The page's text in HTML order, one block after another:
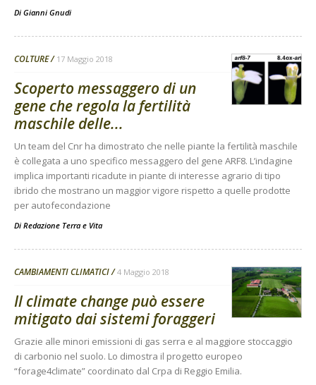
Di Gianni Gnudi
COLTURE 17 Maggio 2018
Scoperto messaggero di un
gene che regola la fertilità
maschile delle...
Un team del Cnr ha dimostrato che nelle piante la fertilità maschile
è collegata a uno specifico messaggero del gene ARF8. L’indagine
implica importanti ricadute in piante di interesse agrario di tipo
ibrido che mostrano un maggior vigore rispetto a quelle prodotte
per autofecondazione
Di Redazione Terra e Vita
CAMBIAMENTI CLIMATICI 4 Maggio 2018
Il climate change può essere
mitigato dai sistemi foraggeri
Grazie alle minori emissioni di gas serra e al maggiore stoccaggio
di carbonio nel suolo. Lo dimostra il progetto europeo
“forage4climate” coordinato dal Crpa di Reggio Emilia.